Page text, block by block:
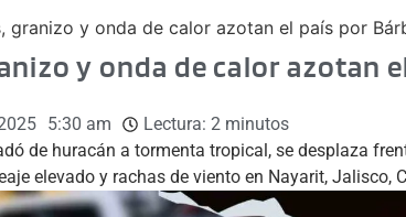
granizo y onda de calor azotan el país por
y onda de calor azotan
5:30 am Lectura: 2 minutos
de huracán a tormenta tropical, se desplaza
elevado y rachas de viento en Nayarit, Jalisco,